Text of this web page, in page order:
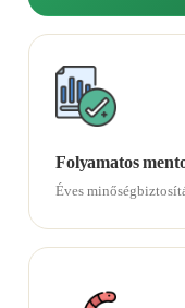
Folyamatos
Éves